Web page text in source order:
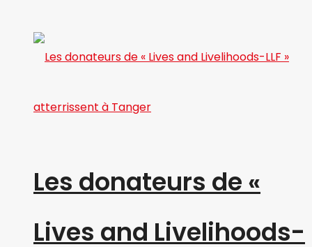
Les donateurs de «
Lives and Livelihoods-